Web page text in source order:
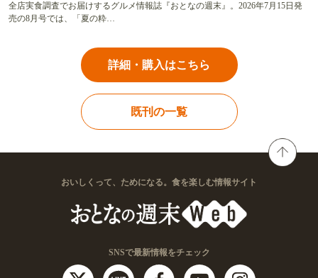
全店実食調査でお届けするグルメ情報誌『おとなの週末』。2026年7月15日発
売の8月号では、「夏の粋…
詳細・購入はこちら
既刊の一覧
おいしくって、ためになる。食を楽しむ情報サイト
SNSで最新情報をチェック